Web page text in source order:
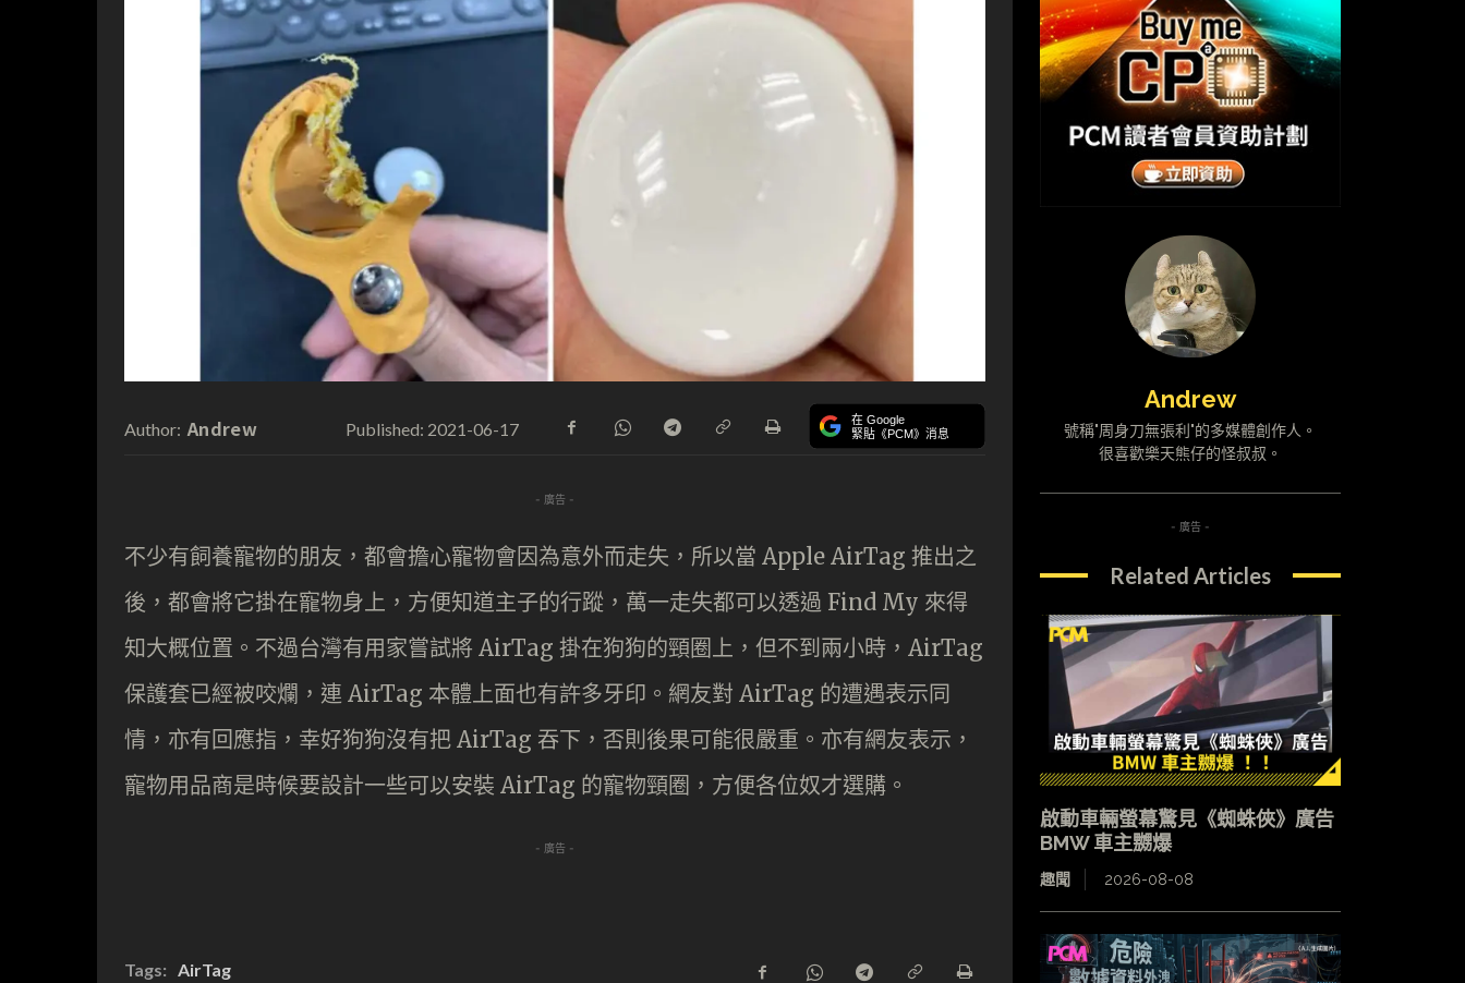
Author: Andrew Published: 2021-06-17 在 Google
緊貼《PCM》消息
- 廣告 -
不少有飼養寵物的朋友，都會擔心寵物會因為意外而走失，所以當 Apple AirTag 推出之
後，都會將它掛在寵物身上，方便知道主子的行蹤，萬一走失都可以透過 Find My 來得
知大概位置。不過台灣有用家嘗試將 AirTag 掛在狗狗的頸圈上，但不到兩小時，AirTag
保護套已經被咬爛，連 AirTag 本體上面也有許多牙印。網友對 AirTag 的遭遇表示同
情，亦有回應指，幸好狗狗沒有把 AirTag 吞下，否則後果可能很嚴重。亦有網友表示，
寵物用品商是時候要設計一些可以安裝 AirTag 的寵物頸圈，方便各位奴才選購。
- 廣告 -
Tags: AirTag
Andrew
號稱"周身刀無張利"的多媒體創作人。
很喜歡樂天熊仔的怪叔叔。
- 廣告 -
Related Articles
啟動車輛螢幕驚見《蜘蛛俠》廣告
BMW 車主嬲爆
趣聞 2026-08-08